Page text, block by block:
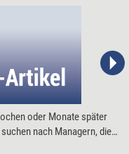
oder Monate später
nach Managern, die